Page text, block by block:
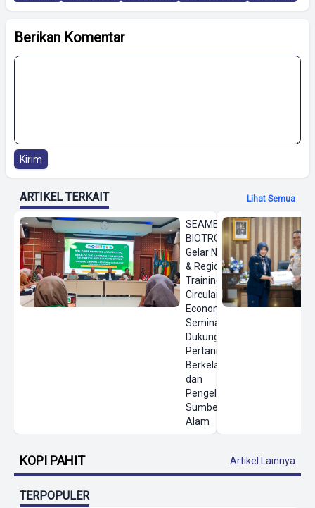
Berikan Komentar
Kirim
ARTIKEL TERKAIT Lihat Semua
SEAMEO
BIOTROP
Gelar National
& Regional
Training
Circular
Economy
Seminar
Dukung
Pertanian
Berkelanjutan
dan
Pengelolaan
Sumber Daya
Alam
KOPI PAHIT Artikel Lainnya
TERPOPULER